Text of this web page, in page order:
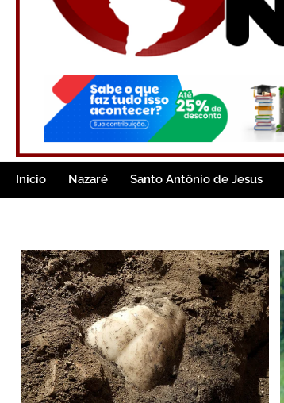
Inicio Nazaré Santo Antônio de Jesus